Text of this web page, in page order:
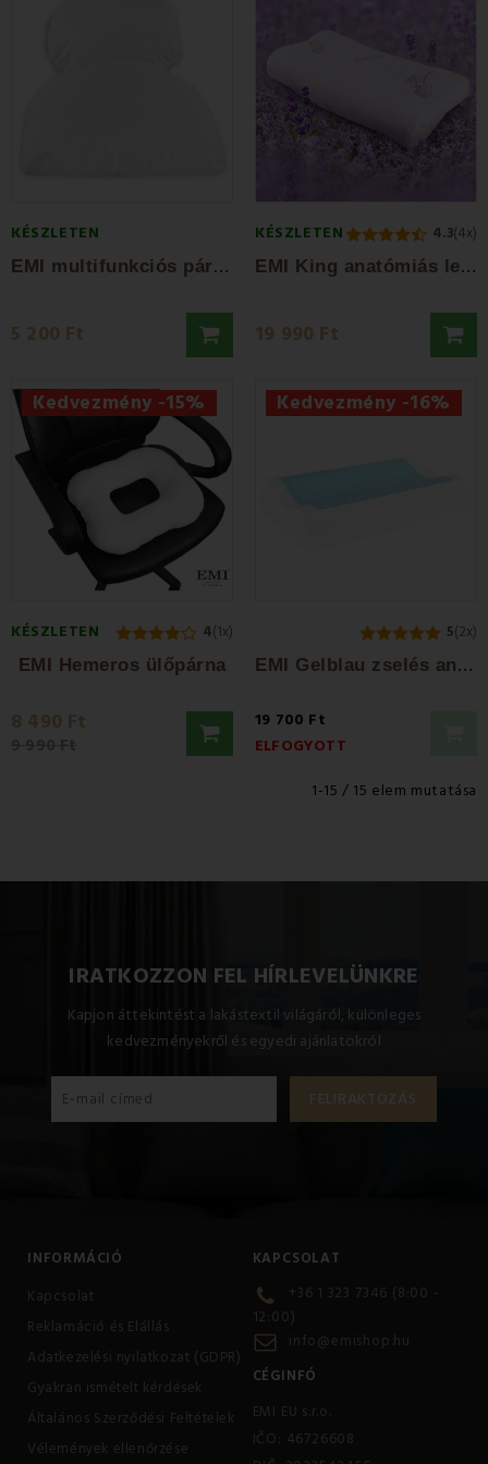
KÉSZLETEN
E
MI multifunkciós párnahuzat
5 200 Ft
KÉSZLETEN 4.3(4x)
E
MI King anatómiás levendulás párna...
19 990 Ft
Kedvezmény -15%
KÉSZLETEN 4(1x)
EMI Hemeros ülőpárna
8 490 Ft
Kedvezmény -16%
5(2x)
E
MI Gelblau zselés anatómiai párna...
19 700 Ft
ELFOGYOTT
1-15 / 15 elem mutatása
IRATKOZZON FEL HÍRLEVELÜNKRE
Kapjon áttekintést a lakástextil világáról, különleges
kedvezményekről és egyedi ajánlatokról
INFORMÁCIÓ
Kapcsolat
Reklamáció és Elállás
Adatkezelési nyilatkozat (GDPR)
Gyakran ismételt kérdések
Általános Szerződési Feltételek
Vélemények ellenőrzése
KAPCSOLAT
+36 1 323 7346 (8:00 -
12:00)
info@emishop.hu
CÉGINFÓ
EMI EU s.r.o.
IČO: 46726608